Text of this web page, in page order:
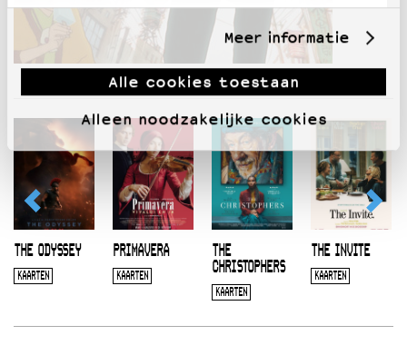
Meer informatie
Alle cookies toestaan
Alleen noodzakelijke cookies
THE ODYSSEY
KAARTEN
PRIMAVERA
KAARTEN
THE
CHRISTOPHERS
KAARTEN
THE INVITE
KAARTEN